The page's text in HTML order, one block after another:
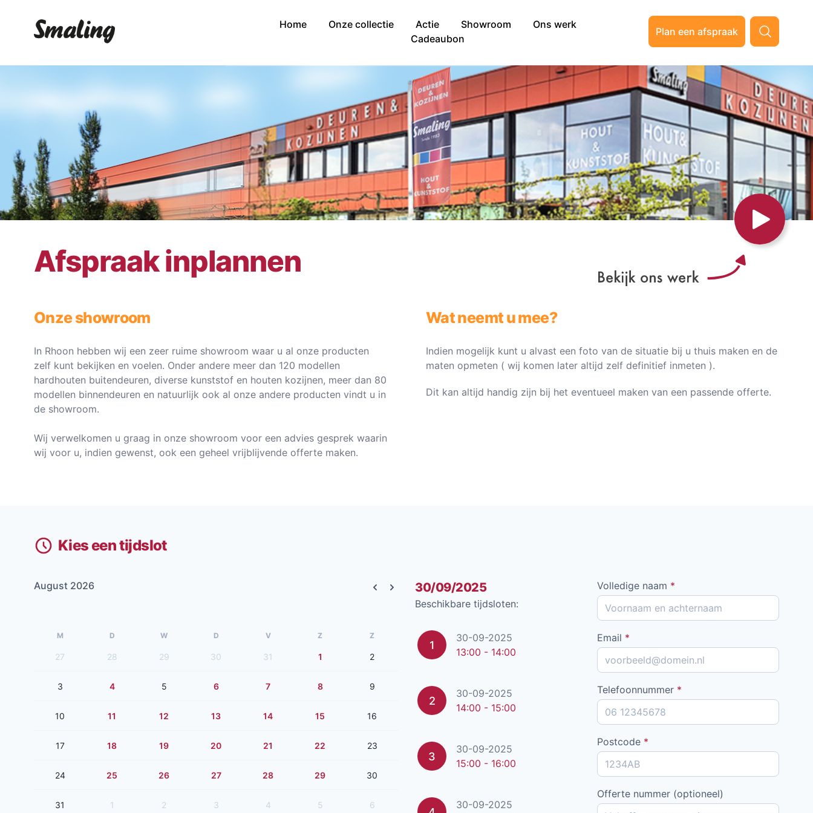
Home Onze collectie Actie Showroom
Ons werk
Cadeaubon
Plan een afspraak
Afspraak inplannen
Onze showroom
In Rhoon hebben wij een zeer ruime showroom waar u al onze producten
zelf kunt bekijken en voelen. Onder andere meer dan 120 modellen
hardhouten buitendeuren, diverse kunststof en houten kozijnen, meer dan 80
modellen binnendeuren en natuurlijk ook al onze andere producten vindt u in
de showroom.
Wij verwelkomen u graag in onze showroom voor een advies gesprek waarin
wij voor u, indien gewenst, ook een geheel vrijblijvende offerte maken.
Wat neemt u mee?
Indien mogelijk kunt u alvast een foto van de situatie bij u thuis maken en de
maten opmeten ( wij komen later altijd zelf definitief inmeten ).
Dit kan altijd handig zijn bij het eventueel maken van een passende offerte.
Kies een tijdslot
August 2026
Previous month
Next month
M D W D V Z Z
27 28 29 30 31 1 2
3 4 5 6 7 8 9
10 11 12 13 14 15 16
17 18 19 20 21 22 23
24 25 26 27 28 29 30
31 1 2 3 4 5 6
30/09/2025
Beschikbare tijdsloten:
1
30-09-2025
13:00 - 14:00
2
30-09-2025
14:00 - 15:00
3
30-09-2025
15:00 - 16:00
30-09-2025
Volledige naam *
Email *
Telefoonnummer *
Postcode *
Offerte nummer (optioneel)